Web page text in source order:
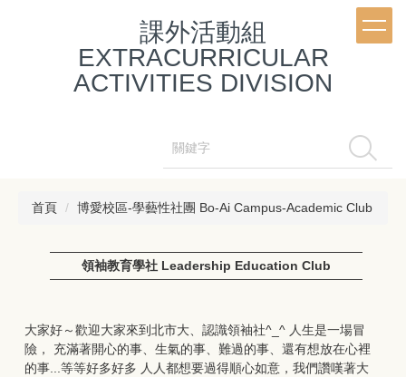
課外活動組
EXTRACURRICULAR
ACTIVITIES DIVISION
搜尋
首頁 博愛校區-學藝性社團 Bo-Ai Campus-Academic Club
領袖教育學社 Leadership Education Club
大家好～歡迎大家來到北市大、認識領袖社^_^ 人生是一場冒
險， 充滿著開心的事、生氣的事、難過的事、還有想放在心裡
的事...等等好多好多 人人都想要過得順心如意，我們讚嘆著大